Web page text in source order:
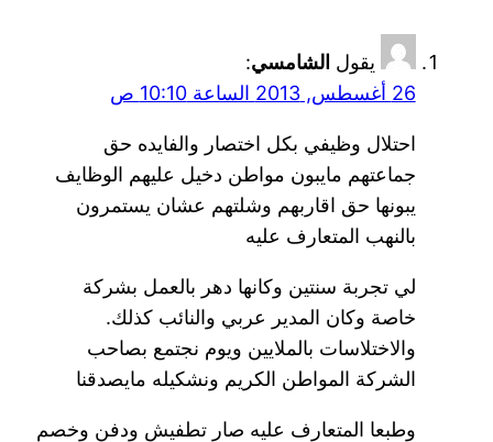
يقول الشامسي:
26 أغسطس, 2013 الساعة 10:10 ص
احتلال وظيفي بكل اختصار والفايده حق
جماعتهم مايبون مواطن دخيل عليهم الوظايف
يبونها حق اقاربهم وشلتهم عشان يستمرون
بالنهب المتعارف عليه
لي تجربة سنتين وكانها دهر بالعمل بشركة
خاصة وكان المدير عربي والنائب كذلك.
والاختلاسات بالملايين ويوم نجتمع بصاحب
الشركة المواطن الكريم ونشكيله مايصدقنا
وطبعا المتعارف عليه صار تطفيش ودفن وخصم